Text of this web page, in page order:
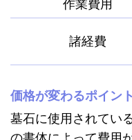
作業費用
諸経費
価格が変わるポイント
墓石に使用されてい